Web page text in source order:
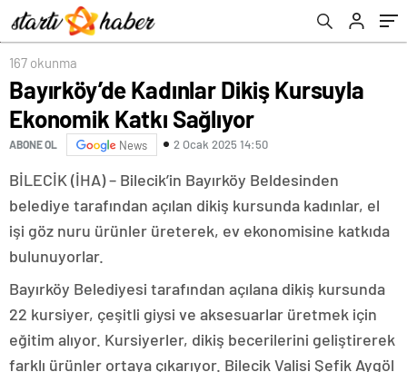
167 okunma
Bayırköy’de Kadınlar Dikiş Kursuyla
Ekonomik Katkı Sağlıyor
ABONE OL News 2 Ocak 2025 14:50
BİLECİK (İHA) – Bilecik’in Bayırköy Beldesinden
belediye tarafından açılan dikiş kursunda kadınlar, el
işi göz nuru ürünler üreterek, ev ekonomisine katkıda
bulunuyorlar.
Bayırköy Belediyesi tarafından açılana dikiş kursunda
22 kursiyer, çeşitli giysi ve aksesuarlar üretmek için
eğitim alıyor. Kursiyerler, dikiş becerilerini geliştirerek
farklı ürünler ortaya çıkarıyor. Bilecik Valisi Şefik Aygöl